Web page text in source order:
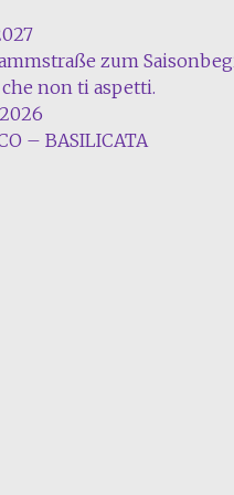
zum
non ti aspetti.
– BASILICATA